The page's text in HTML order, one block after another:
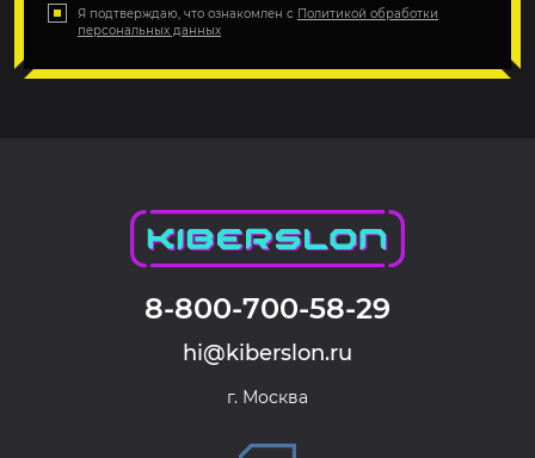
Я подтверждаю, что ознакомлен с Политикой обработки
персональных данных
8-800-700-58-29
hi@kiberslon.ru
г. Москва